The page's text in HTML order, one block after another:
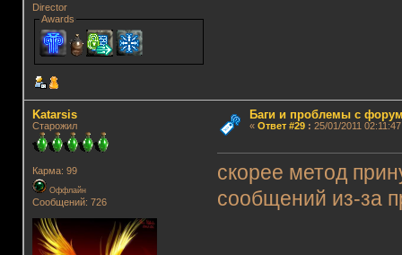
Director
Awards
Katarsis
Старожил
Карма: 99
Оффлайн
Сообщений: 726
Баги и проблемы с
« Ответ #29: 25/01/2011
скорее метод
сообщений из-за